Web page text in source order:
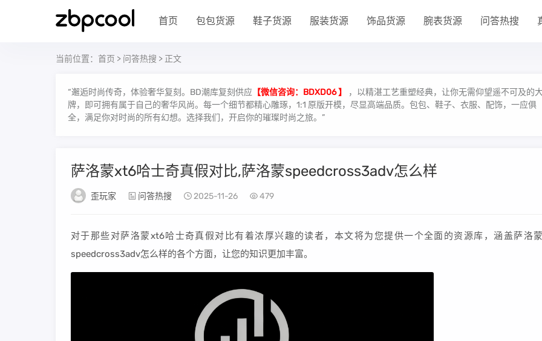
首页 包包货源 鞋子货源 服装货源 饰品货源 腕表货源 问答热搜
当前位置： 首页 > 问答热搜 > 正文
“邂逅时尚传奇，体验奢华复刻。BD潮库复刻供应 【微信咨询：BDXD06 】
，以精湛工艺重塑经典，让你无需仰望遥不可及的
牌，即可拥有属于自己的奢华风尚。每一个细节都精心雕琢，1:1 原版开模，尽显高端品质。包包、鞋子、衣服、配饰，一应俱
全，满足你对时尚的所有幻想。选择我们，开启你的璀璨时尚之旅。”
萨洛蒙xt6哈士奇真假对比,萨洛蒙speedcross3adv怎么样
歪玩家 问答热搜 2025-11-26 479
对于那些对萨洛蒙xt6哈士奇真假对比有着浓厚兴趣的读者，本文将为您提供一个全面的资源库，涵盖萨洛蒙
speedcross3adv怎么样的各个方面，让您的知识更加丰富。